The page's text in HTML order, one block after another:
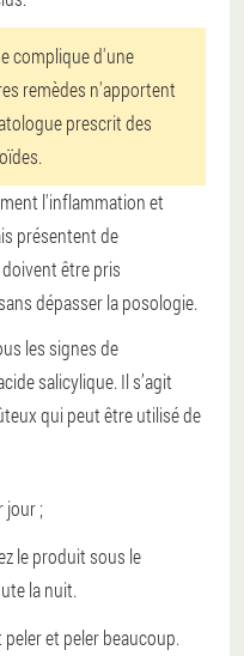
complique d'une
remèdes n'apportent
prescrit des
l'inflammation et
présentent de
être pris
dépasser la posologie.
les signes de
salicylique. Il s’agit
qui peut être utilisé de
jour ;
le produit sous le
la nuit.
et peler beaucoup.